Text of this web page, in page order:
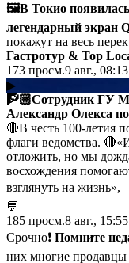
🖼️В Токио появилась
легендарный экран
покажут на весь
Гастротур & Top
173 просм.9 авг., 08:13
▶
🧗🏼Сотрудник ГУ
Александр Олекса
🔴В честь 100-летия
флаги ведомства.
отложить, но мы
восхождения
взглянуть на
💬
185 просм.8 авг., 15:55
Срочно❗️ Помните
них многие продавцы